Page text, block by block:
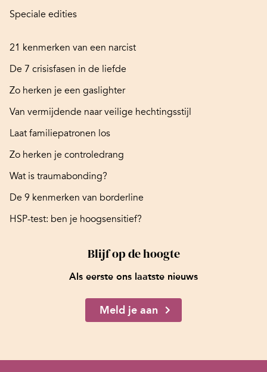
Speciale edities
21 kenmerken van een narcist
De 7 crisisfasen in de liefde
Zo herken je een gaslighter
Van vermijdende naar veilige hechtingsstijl
Laat familiepatronen los
Zo herken je controledrang
Wat is traumabonding?
De 9 kenmerken van borderline
HSP-test: ben je hoogsensitief?
Blijf op de hoogte
Als eerste ons laatste nieuws
Meld je aan